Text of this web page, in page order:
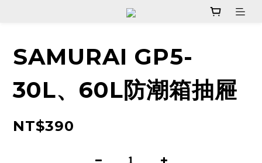
SAMURAI GP5-
30L、60L防潮箱抽屜
NT$390